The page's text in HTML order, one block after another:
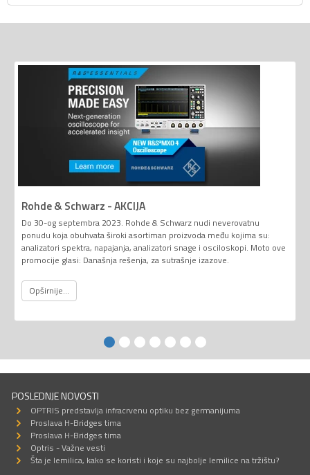
Rohde & Schwarz - AKCIJA
Do 30-og septembra 2023. Rohde & Schwarz nudi neverovatnu
ponudu koja obuhvata široki asortiman proizvoda među kojima su:
analizatori spektra, napajanja, analizatori snage i osciloskopi. Moto ove
promocije glasi: Današnja rešenja, za sutrašnje izazove.
Opširnije...
POSLEDNJE NOVOSTI
OPTRIS predstavlja infracrvenu optiku bez germanijuma
Proslava H-Bridges tima
Proslava H-Bridges tima
Optris - Važne vesti
Šta je lemilica, kako se koristi i koje su najbolje lemilice na tržištu?